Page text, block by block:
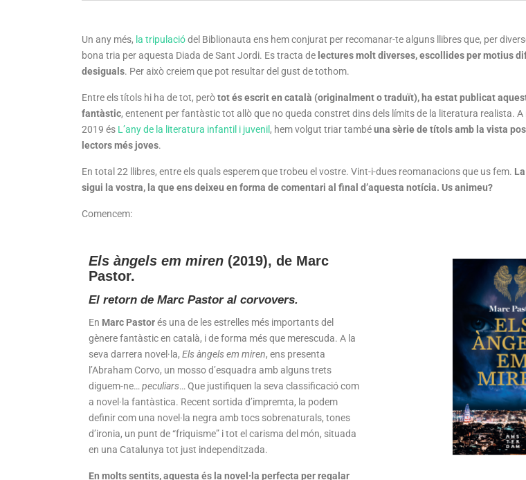
Un any més, la tripulaciódel Biblionauta ens hem conjurat per recomanar-te alguns llibres que, per
bona tria per aquesta Diada de Sant Jordi. Es tracta de lectures molt diverses, escollides per motius
desiguals. Per això creiem que pot resultar del gust de tothom.
Entre els títols hi ha de tot, peròtot és escrit en català (originalment o traduït), ha estat publicat
fantàstic, entenent per fantàstic tot allò que no queda constret dins dels límits de la literatura realista.
2019 és L’any de la literatura infantil i juvenil , hem volgut triar tambéuna sèrie de títols amb la vista
lectors més joves.
En total 22 llibres, entre els quals esperem que trobeu el vostre. Vint-i-dues reomanacions que us fem.
sigui la vostra, la que ens deixeu en forma de comentari al final d’aquesta notícia. Us animeu?
Comencem:
Els àngels em miren (2019), de Marc
Pastor.
El retorn de Marc Pastor al corvovers.
En Marc Pastorés una de les estrelles més importants del
gènere fantàstic en català, i de forma més que merescuda. A la
seva darrera novel·la, Els àngels em miren, ens presenta
l’Abraham Corvo, un mosso d’esquadra amb alguns trets
diguem-ne… peculiars… Que justifiquen la seva classificació com
a novel·la fantàstica. Recent sortida d’impremta, la podem
definir com una novel·la negra amb tocs sobrenaturals, tones
d’ironia, un punt de “friquisme” i tot el carisma del món, situada
en una Catalunya tot just independitzada.
En molts sentits, aquesta és la novel·la perfecta per regalar